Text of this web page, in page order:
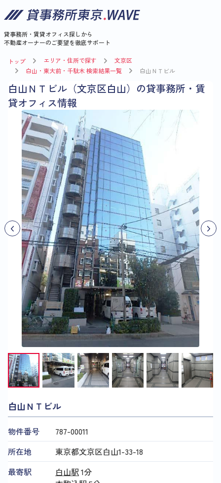
貸事務所・賃貸オフィス探しから
不動産オーナーのご要望を徹底サポート
トップ エリア・住所で探す
文京区
白山・東大前・千駄木 検索結果一覧
白山ＮＴビル
白山ＮＴビル（文京区白山）の貸事務所・賃
貸オフィス情報
白山ＮＴビル
物件番号
787​-​00011
所在地
東京都文京区白山1-33-18
最寄駅
白山駅1分